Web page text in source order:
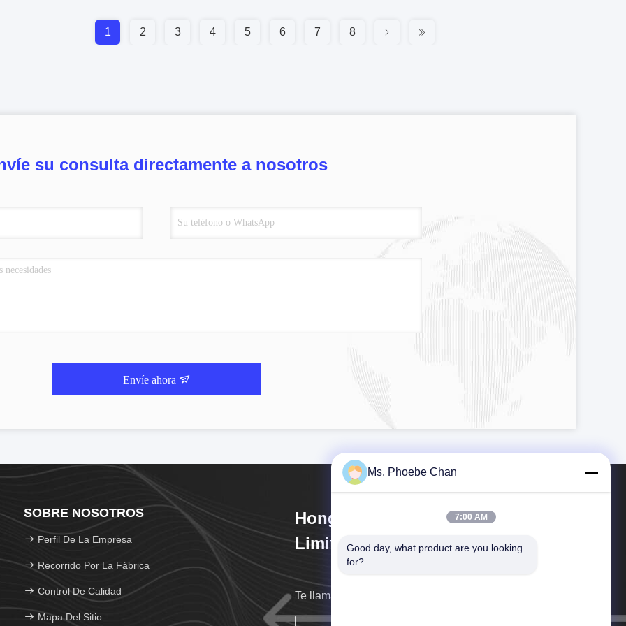
1 2 3 4 5 6 7 8
su consulta directamente a nosotros
Envíe ahora
SOBRE NOSOTROS
Perfil De La Empresa
Recorrido Por La Fábrica
Control De Calidad
Mapa Del Sitio
HongKong Guanke Industrial
Limited
Te llamaremos tan pronto como sea posible.
Ms. Phoebe Chan
7:00 AM
Good day, what product are you looking
for?